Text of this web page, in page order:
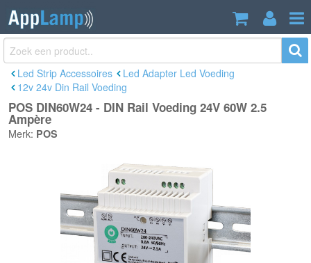
POS DIN60W24 - DIN Rail Voeding 24V
60W 2.5 Ampère
€26,40
Led Strip Accessoires
Led Adapter Led Voeding
12v 24v Din Rail Voeding
POS DIN60W24 - DIN Rail Voeding 24V 60W 2.5
Ampère
Merk: POS